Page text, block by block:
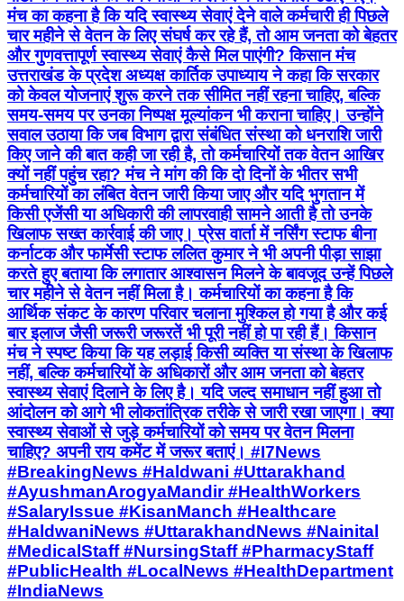
मंच का कहना है कि यदि स्वास्थ्य सेवाएं देने वाले कर्मचारी ही पिछले
चार महीने से वेतन के लिए संघर्ष कर रहे हैं, तो आम जनता को बेहतर
और गुणवत्तापूर्ण स्वास्थ्य सेवाएं कैसे मिल पाएंगी? किसान मंच
उत्तराखंड के प्रदेश अध्यक्ष कार्तिक उपाध्याय ने कहा कि सरकार
को केवल योजनाएं शुरू करने तक सीमित नहीं रहना चाहिए, बल्कि
समय-समय पर उनका निष्पक्ष मूल्यांकन भी कराना चाहिए। उन्होंने
सवाल उठाया कि जब विभाग द्वारा संबंधित संस्था को धनराशि जारी
किए जाने की बात कही जा रही है, तो कर्मचारियों तक वेतन आखिर
क्यों नहीं पहुंच रहा? मंच ने मांग की कि दो दिनों के भीतर सभी
कर्मचारियों का लंबित वेतन जारी किया जाए और यदि भुगतान में
किसी एजेंसी या अधिकारी की लापरवाही सामने आती है तो उनके
खिलाफ सख्त कार्रवाई की जाए। प्रेस वार्ता में नर्सिंग स्टाफ बीना
कर्नाटक और फार्मेसी स्टाफ ललित कुमार ने भी अपनी पीड़ा साझा
करते हुए बताया कि लगातार आश्वासन मिलने के बावजूद उन्हें पिछले
चार महीने से वेतन नहीं मिला है। कर्मचारियों का कहना है कि
आर्थिक संकट के कारण परिवार चलाना मुश्किल हो गया है और कई
बार इलाज जैसी जरूरी जरूरतें भी पूरी नहीं हो पा रही हैं। किसान
मंच ने स्पष्ट किया कि यह लड़ाई किसी व्यक्ति या संस्था के खिलाफ
नहीं, बल्कि कर्मचारियों के अधिकारों और आम जनता को बेहतर
स्वास्थ्य सेवाएं दिलाने के लिए है। यदि जल्द समाधान नहीं हुआ तो
आंदोलन को आगे भी लोकतांत्रिक तरीके से जारी रखा जाएगा। क्या
स्वास्थ्य सेवाओं से जुड़े कर्मचारियों को समय पर वेतन मिलना
चाहिए? अपनी राय कमेंट में जरूर बताएं। #I7News
#BreakingNews #Haldwani #Uttarakhand
#AyushmanArogyaMandir #HealthWorkers
#SalaryIssue #KisanManch #Healthcare
#HaldwaniNews #UttarakhandNews #Nainital
#MedicalStaff #NursingStaff #PharmacyStaff
#PublicHealth #LocalNews #HealthDepartment
#IndiaNews